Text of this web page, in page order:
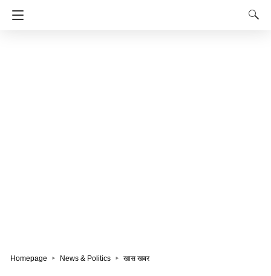
Homepage News & Politics खास खबर